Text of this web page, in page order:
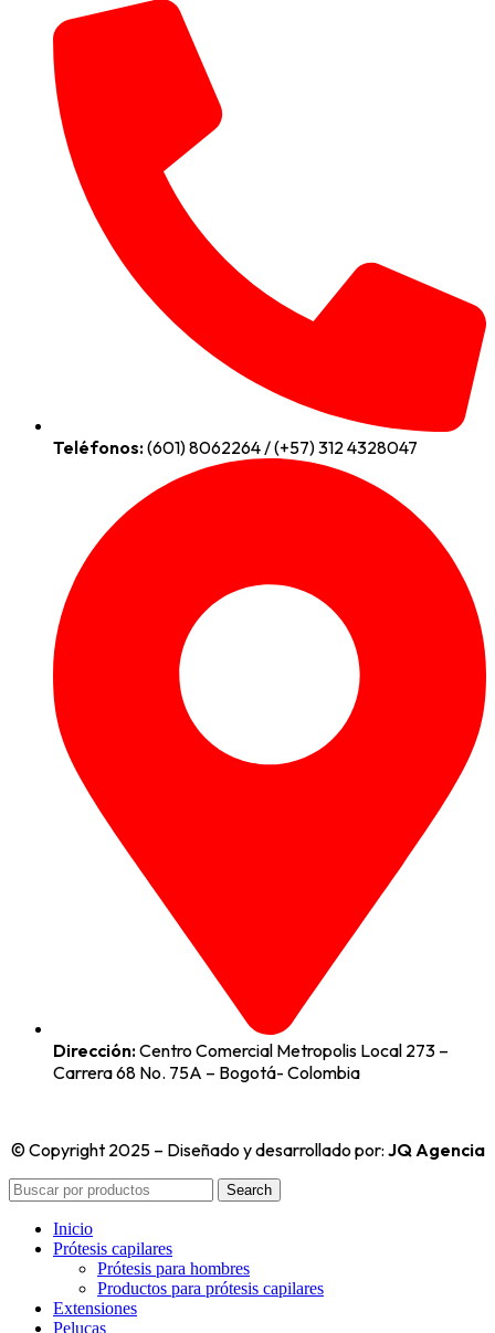
Teléfonos:(601) 8062264 / (+57) 312 4328047
Dirección:Centro Comercial Metropolis Local 273 –
Carrera 68 No. 75A – Bogotá- Colombia
© Copyright 2025 – Diseñado y desarrollado por: JQ Agencia
Search
Inicio
Prótesis capilares
Prótesis para hombres
Productos para prótesis capilares
Extensiones
Pelucas